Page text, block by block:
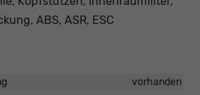
ABS, ASR, ESC
vorhanden